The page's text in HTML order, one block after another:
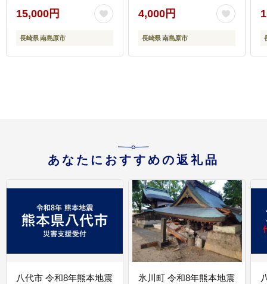
災害対策 物価高応援 /
南島原市 / 池田製麺工房
[SDA009]
15,000円
長崎県 南島原市
発送 長期保存 災害対策
物価高応援 / 南島原市 /
川上製麺 [SCM021]
4,000円
長崎県 南島原市
あなたにおすすめの返礼品
八代市 令和8年熊本地震
氷川町 令和8年熊本地震